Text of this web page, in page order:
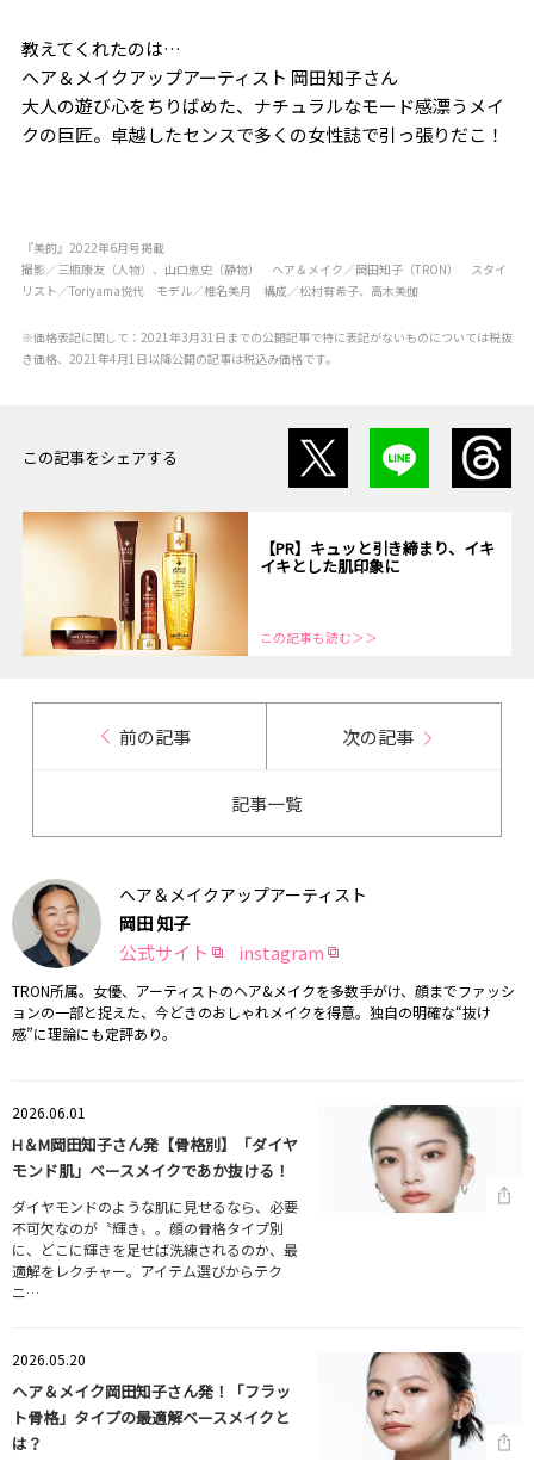
教えてくれたのは…
ヘア＆メイクアップアーティスト 岡田知子さん
大人の遊び心をちりばめた、ナチュラルなモード感漂うメイ
クの巨匠。卓越したセンスで多くの女性誌で引っ張りだこ！
『美的』2022年6月号掲載
撮影／三瓶康友（人物）、山口恵史（静物） ヘア＆メイク／岡田知子（TRON） スタイ
リスト／Toriyama悦代 モデル／椎名美月 構成／松村有希子、高木美伽
※価格表記に関して：2021年3月31日までの公開記事で特に表記がないものについては税抜
き価格、2021年4月1日以降公開の記事は税込み価格です。
この記事をシェアする
【PR】キュッと引き締まり、イキ
イキとした肌印象に
この記事も読む＞＞
前の記事 次の記事
記事一覧
ヘア＆メイクアップアーティスト
岡田 知子
公式サイト instagram
TRON所属。女優、アーティストのヘア&メイクを多数手がけ、顔までファッシ
ョンの一部と捉えた、今どきのおしゃれメイクを得意。独自の明確な“抜け
感”に理論にも定評あり。
2026.06.01
H＆M岡田知子さん発【骨格別】「ダイヤ
モンド肌」ベースメイクであか抜ける！
ダイヤモンドのような肌に見せるなら、必要
不可欠なのが〝輝き〟。顔の骨格タイプ別
に、どこに輝きを足せば洗練されるのか、最
適解をレクチャー。アイテム選びからテク
ニ…
2026.05.20
ヘア＆メイク岡田知子さん発！「フラッ
ト骨格」タイプの最適解ベースメイクと
は？